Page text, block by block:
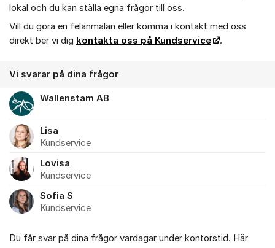
lokal och du kan ställa egna frågor till oss.
Vill du göra en felanmälan eller komma i kontakt med oss
direkt ber vi dig kontakta oss på Kundservice .
Vi svarar på dina frågor
Wallenstam AB
Lisa
Kundservice
Lovisa
Kundservice
Sofia S
Kundservice
Du får svar på dina frågor vardagar under kontorstid. Här